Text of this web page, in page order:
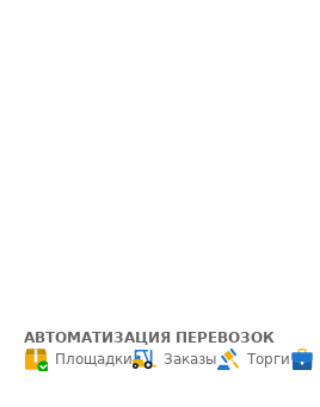
АВТОМАТИЗАЦИЯ ПЕРЕВОЗОК
Площадки
Заказы Торги